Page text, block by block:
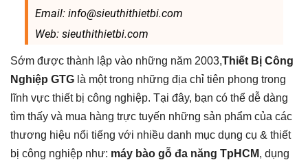
Email: info@sieuthithietbi.com
Web: sieuthithietbi.com
Sớm được thành lập vào những năm 2003,Thiết Bị Công
Nghiệp GTG là một trong những địa chỉ tiên phong trong
lĩnh vực thiết bị công nghiệp. Tại đây, bạn có thể dễ dàng
tìm thấy và mua hàng trực tuyến những sản phẩm của các
thương hiệu nổi tiếng với nhiều danh mục dụng cụ & thiết
bị công nghiệp như: máy bào gỗ đa năng TpHCM, dụng